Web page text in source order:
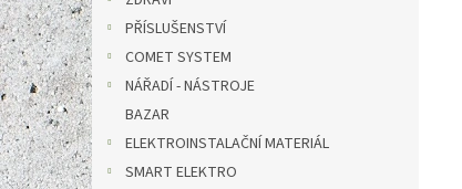
PŘÍSLUŠENSTVÍ
COMET SYSTEM
NÁŘADÍ - NÁSTROJE
BAZAR
ELEKTROINSTALAČNÍ MATERIÁL
SMART ELEKTRO